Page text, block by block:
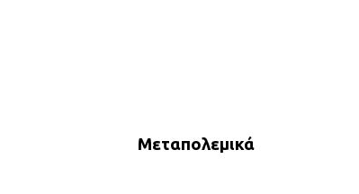
Μεταπολεμικά